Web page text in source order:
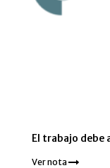
El trabajo debe
Ver nota